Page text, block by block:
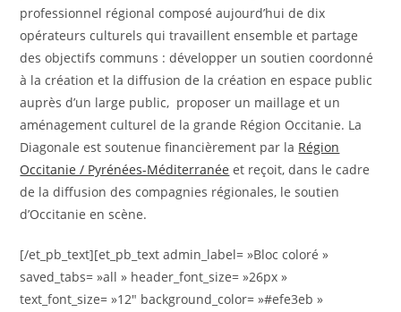
professionnel régional composé aujourd’hui de dix
opérateurs culturels qui travaillent ensemble et partage
des objectifs communs : développer un soutien coordonné
à la création et la diffusion de la création en espace public
auprès d’un large public, proposer un maillage et un
aménagement culturel de la grande Région Occitanie. La
Diagonale est soutenue financièrement par la Région
Occitanie / Pyrénées-Méditerranée et reçoit, dans le cadre
de la diffusion des compagnies régionales, le soutien
d’Occitanie en scène.
[/et_pb_text][et_pb_text admin_label= »Bloc coloré »
saved_tabs= »all » header_font_size= »26px »
text_font_size= »12″ background_color= »#efe3eb »